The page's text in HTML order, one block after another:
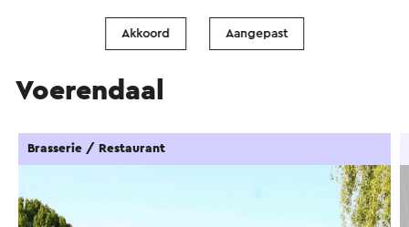
Voerendaal
Brasserie / Restaurant
Akkoord Aangepast